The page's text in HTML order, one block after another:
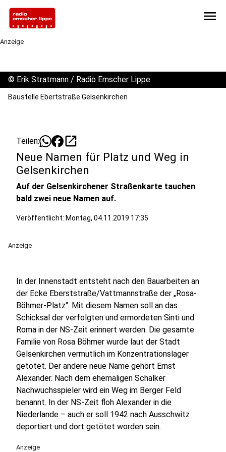
menu
Anzeige
© Erik Stratmann / Radio Emscher Lippe
Baustelle Ebertstraße Gelsenkirchen
Teilen: open_in_new
Neue Namen für Platz und Weg in
Gelsenkirchen
Auf der Gelsenkirchener Straßenkarte tauchen
bald zwei neue Namen auf.
Veröffentlicht: Montag, 04.11.2019 17:35
Anzeige
In der Innenstadt entsteht nach den Bauarbeiten an
der Ecke Eberststraße/Vattmannstraße der „Rosa-
Böhmer-Platz“. Mit diesem Namen soll an das
Schicksal der verfolgten und ermordeten Sinti und
Roma in der NS-Zeit erinnert werden. Die gesamte
Familie von Rosa Böhmer wurde laut der Stadt
Gelsenkirchen vermutlich im Konzentrationslager
getötet. Der andere neue Name gehört Ernst
Alexander. Nach dem ehemaligen Schalker
Nachwuchsspieler wird ein Weg im Berger Feld
benannt. In der NS-Zeit floh Alexander in die
Niederlande – auch er soll 1942 nach Ausschwitz
deportiert und dort getötet worden sein.
Anzeige